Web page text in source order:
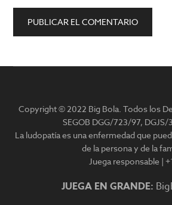
principal
Copyright © 2022 Big Bola. Todos los
SEGOB DGG/723/97,
La ludopatía es una enfermedad que
de la persona y de la
Juega responsable |
JUEGA EN GRANDE: